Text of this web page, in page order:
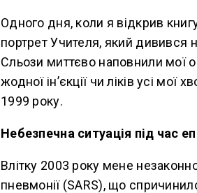
Одного дня, коли я відкрив
портрет Учителя, який дивився
Сльози миттєво наповнили мої
жодної ін’єкції чи ліків усі
1999 року.
Небезпечна ситуація під час
Влітку 2003 року мене
пневмонії (SARS), що